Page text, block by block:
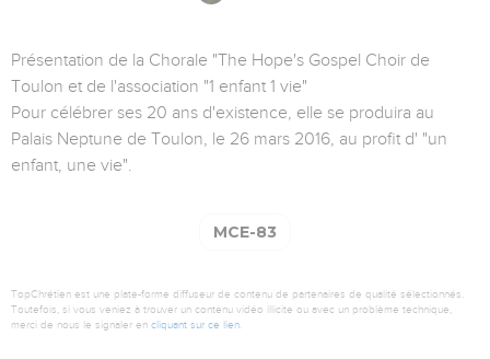
Présentation de la Chorale "The Hope's Gospel Choir de
Toulon et de l'association "1 enfant 1 vie"
Pour célébrer ses 20 ans d'existence, elle se produira au
Palais Neptune de Toulon, le 26 mars 2016, au profit d' "un
enfant, une vie".
MCE-83
TopChrétien est une plate-forme diffuseur de contenu de partenaires de qualité sélectionnés.
Toutefois, si vous veniez à trouver un contenu vidéo illicite ou avec un problème technique,
merci de nous le signaler en cliquant sur ce lien.